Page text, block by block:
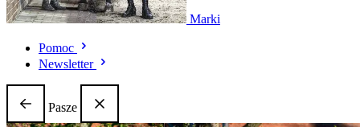
Marki
Pomoc
Newsletter
Pasze